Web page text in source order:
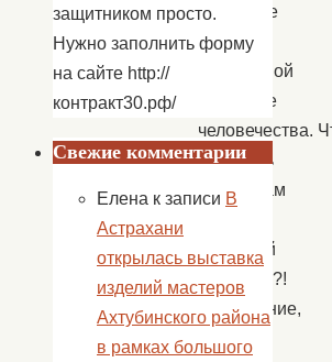
уважение
к
прекрасной
половине
человечества.
подарить
женщинам
весенний
праздник?!
Настроение,
защитником просто.
Нужно заполнить форму
на сайте http://
контракт30.рф/
Свежие комментарии
Елена к записи В
Астрахани
открылась выставка
изделий мастеров
Ахтубинского района
в рамках большого